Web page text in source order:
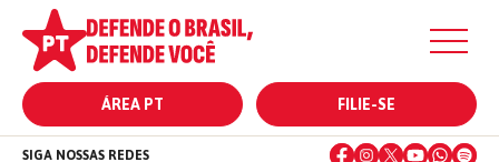
ÁREA PT FILIE-SE
SIGA NOSSAS REDES